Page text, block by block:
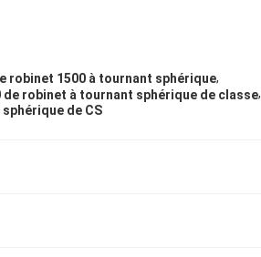
robinet 1500 à tournant sphérique,
de robinet à tournant sphérique de classe,
de CS